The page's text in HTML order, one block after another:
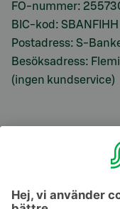
FO-nummer:
BIC-kod: SBANFIHH
Postadress: S-
Besöksadress:
(ingen kundservice)
S-Prime